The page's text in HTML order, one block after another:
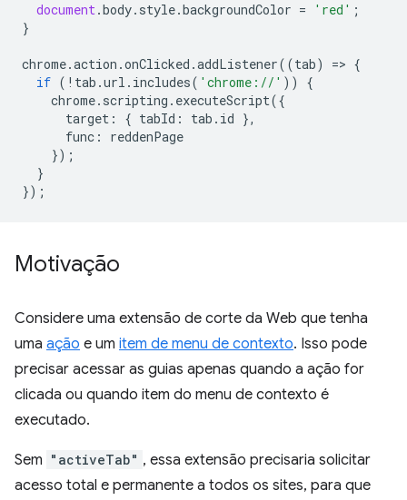
document .body. style.backgroundColor = 'red' ;
}
chrome.action .onClicked .addListener((tab) => {
if ( ! tab .url . includes( 'chrome://' ))
{
chrome. scripting . executeScript({
target : { tabId : tab . id },
func :
reddenPage
});
}
});
Motivação
Considere uma extensão de corte da Web que tenha
uma ação e um item de menu de contexto. Isso pode
precisar acessar as guias apenas quando a ação for
clicada ou quando item do menu de contexto é
executado.
Sem "activeTab" , essa extensão precisaria solicitar
acesso total e permanente a todos os sites, para que